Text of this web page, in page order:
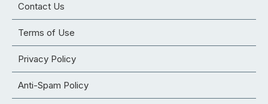
Contact Us
Terms of Use
Privacy Policy
Anti-Spam Policy